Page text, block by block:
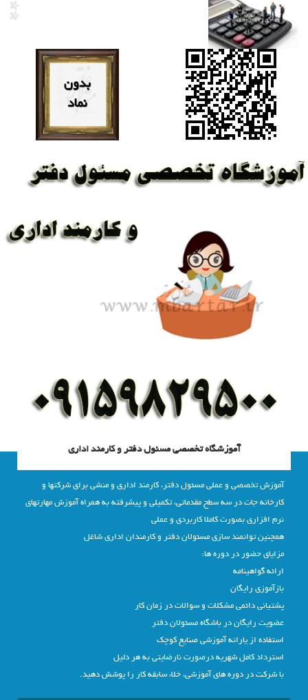
آموزشگاه تخصصی مسئول دفتر و کارمند اداری
آموزش تخصصی و عملی مسئول دفتر، کارمند اداری و منشی برای شرکتها و
کارخانه جات در سه سطح مقدماتی، تکمیلی و پیشرفته به همراه آموزش مهارتهای
نرم افزاری بصورت کاملا کاربردی و عملی
همچنین توانمند سازی مسئولان دفتر و کارمندان اداری شاغل
مزایای حضور در دوره ها:
ارائه گواهینامه
بازآموزی رایگان
پشتیانی دائمی مشکلات و سوالات در زمان کار
عضویت رایگان در باشگاه مسئولان دفتر
استفاده از یارانه آموزشی صنایع کوچک
استرداد کامل شهریه درصورت نارضایتی به هر دلیل
با شرکت در دوره های آموزشی، خلاء سابقه کار را پوشش دهید.